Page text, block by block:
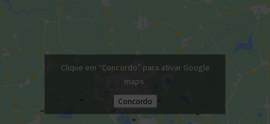
Clique em “Concordo” para ativar Google
maps
Concordo